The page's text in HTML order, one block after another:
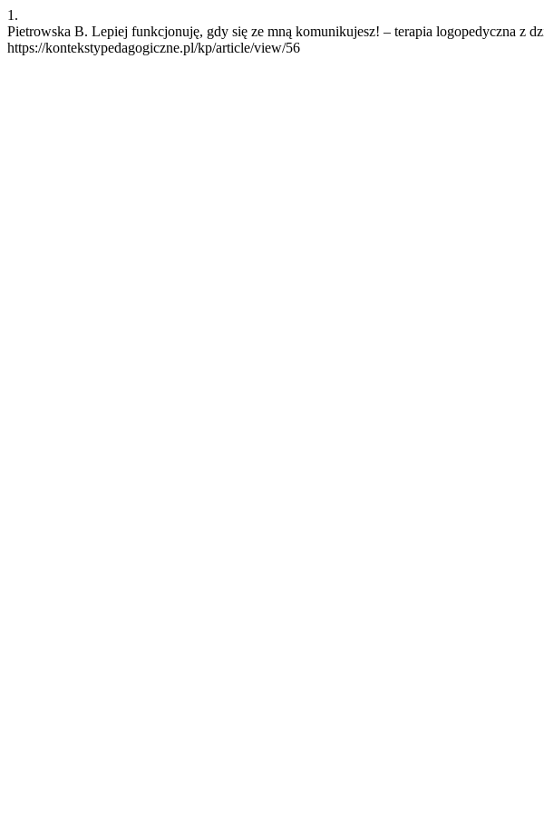
1.
Pietrowska B. Lepiej funkcjonuję, gdy się ze mną komunikujesz! – terapia logopedyczna z
https://kontekstypedagogiczne.pl/kp/article/view/56